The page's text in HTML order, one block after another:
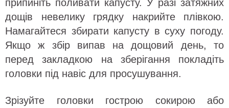
припиніть поливати капусту. У разі затяжних
дощів невелику грядку накрийте плівкою.
Намагайтеся збирати капусту в суху погоду.
Якщо ж збір випав на дощовий день, то
перед закладкою на зберігання покладіть
головки під навіс для просушування.
Зрізуйте головки гострою сокирою або